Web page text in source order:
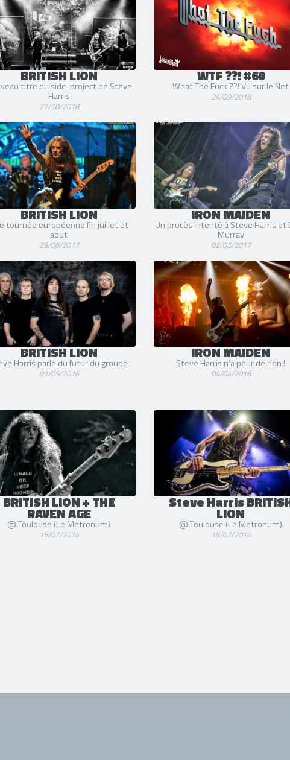
BRITISH LION
titre du side-project de Steve
Harris
27/10/2018
WTF ??! #60
What The Fuck ??! Vu sur le Net
24/09/2018
BRITISH LION
tournée européenne fin juillet et
aout
29/06/2017
IRON MAIDEN
Un procès intenté à Steve Harris et
Murray
02/05/2017
BRITISH LION
Harris parle du futur du groupe
01/05/2016
IRON MAIDEN
Steve Harris n’a peur de rien !
04/04/2016
BRITISH LION + THE
RAVEN AGE
@ Toulouse (Le Metronum)
15/07/2014
Steve Harris
LION
@ Toulouse (Le Metronum)
15/07/2014